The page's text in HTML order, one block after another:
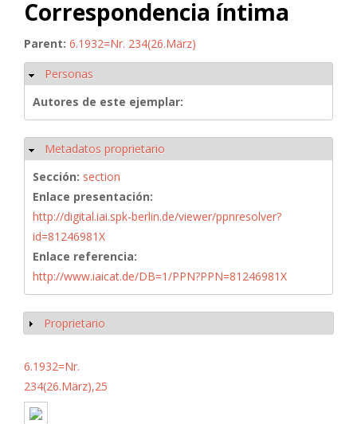
Correspondencia íntima
Parent: 6.1932=Nr. 234(26.März)
Ocultar
Personas
Autores de este ejemplar:
Ocultar
Metadatos proprietario
Sección: section
Enlace presentación:
http://digital.iai.spk-berlin.de/viewer/ppnresolver?
id=81246981X
Enlace referencia:
http://www.iaicat.de/DB=1/PPN?PPN=81246981X
Mostrar
Proprietario
6.1932=Nr.
234(26.März),25